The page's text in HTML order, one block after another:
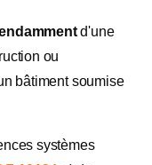
d'une
ou
bâtiment soumise
systèmes